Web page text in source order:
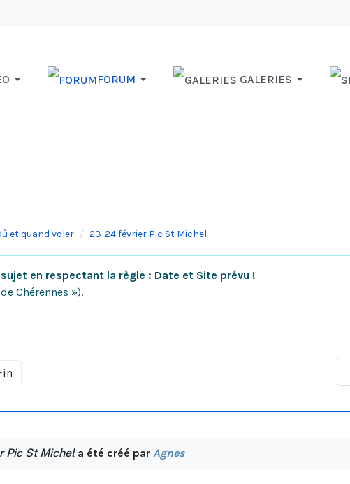
FORUM GALERIES
et quand voler 23-24 février Pic St Michel
en respectant la règle : Date et Site prévu !
Chérennes »).
Pic St Michela été créé par Agnes